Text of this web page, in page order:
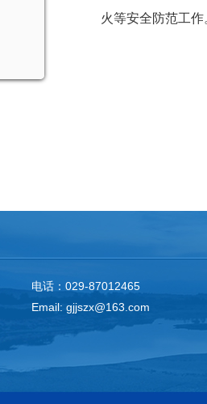
火等安全防范工作
电话：029-87012465
Email: gjjszx@163.com